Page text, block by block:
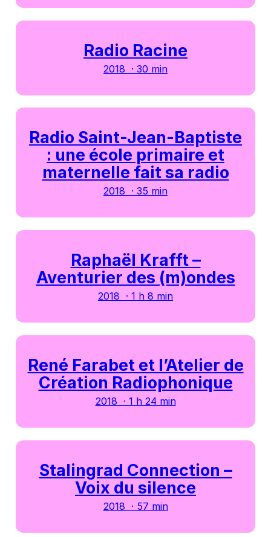
Radio Racine
2018 · 30 min
Radio Saint-Jean-Baptiste
: une école primaire et
maternelle fait sa radio
2018 · 35 min
Raphaël Krafft –
Aventurier des (m)ondes
2018 · 1 h 8 min
René Farabet et l’Atelier de
Création Radiophonique
2018 · 1 h 24 min
Stalingrad Connection –
Voix du silence
2018 · 57 min